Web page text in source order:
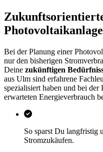
Bei der Planung einer
nur den bisherigen
Deine zukünftigen
aus Ulm sind erfahrene
spezialisiert haben und bei
erwarteten Energieverbrauch
So sparst Du langfristig
Stromzukäufen.